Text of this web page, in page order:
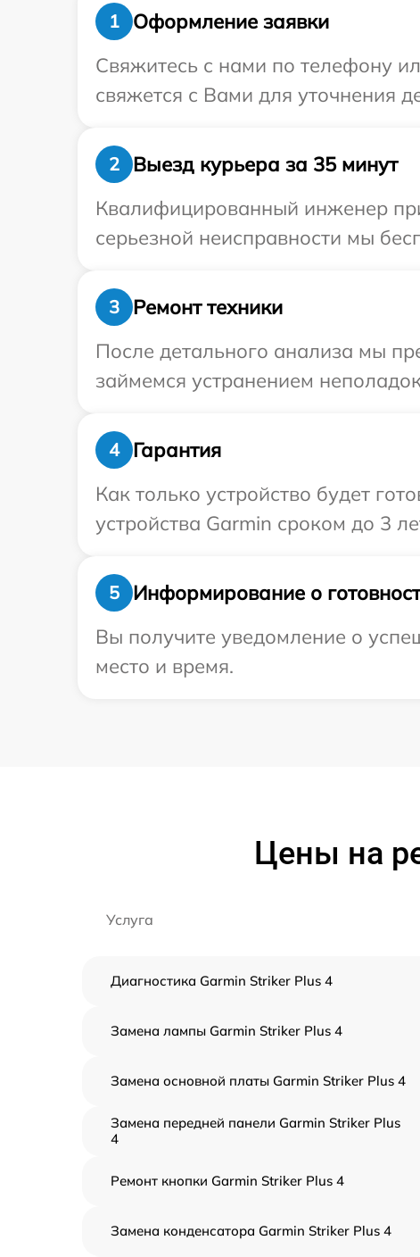
1
Оформление заявки
Свяжитесь с нами по телефону
свяжется с Вами для уточнения
2
Выезд курьера за 35 минут
Квалифицированный инженер
серьезной неисправности мы
3
Ремонт техники
После детального анализа мы
займемся устранением
4
Гарантия
Как только устройство будет
устройства Garmin сроком до 3
5
Информирование о
Вы получите уведомление о
место и время.
Цены на
Услуга
Диагностика Garmin Striker Plus 4
Замена лампы Garmin Striker Plus 4
Замена основной платы Garmin Striker Plus 4
Замена передней панели Garmin Striker Plus
4
Ремонт кнопки Garmin Striker Plus 4
Замена конденсатора Garmin Striker Plus 4